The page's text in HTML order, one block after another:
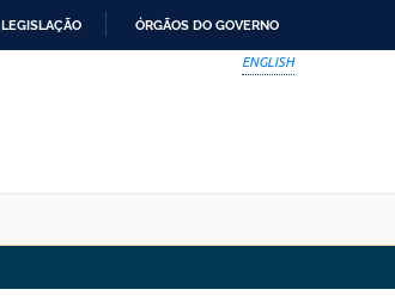
LEGISLAÇÃO ÓRGÃOS DO GOVERNO
ENGLISH